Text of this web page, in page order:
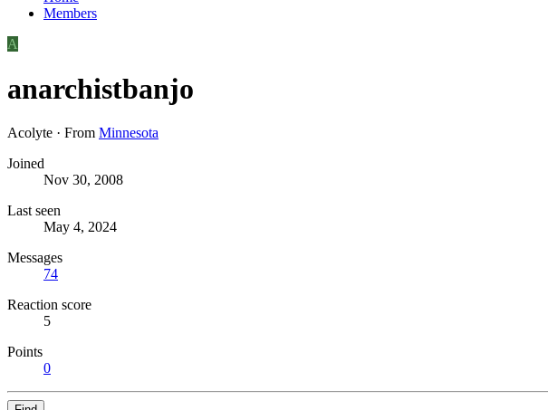
Members
A
anarchistbanjo
Acolyte · From Minnesota
Joined
Nov 30, 2008
Last seen
May 4, 2024
Messages
74
Reaction score
5
Points
0